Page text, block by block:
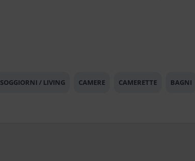
SOGGIORNI / LIVING CAMERE CAMERETTE BAGNI